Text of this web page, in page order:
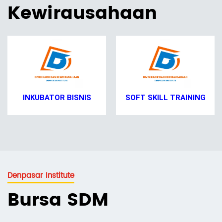
Kewirausahaan
INKUBATOR BISNIS SOFT SKILL TRAINING
Denpasar Institute
Bursa SDM